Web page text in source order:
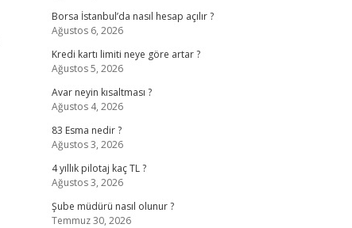
Borsa İstanbul’da nasıl hesap açılır ?
Ağustos 6, 2026
Kredi kartı limiti neye göre artar ?
Ağustos 5, 2026
Avar neyin kısaltması ?
Ağustos 4, 2026
83 Esma nedir ?
Ağustos 3, 2026
4 yıllık pilotaj kaç TL ?
Ağustos 3, 2026
Şube müdürü nasıl olunur ?
Temmuz 30, 2026